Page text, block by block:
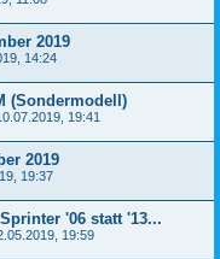
2019
14:24
(Sondermodell)
19:41
2019
19:37
'06 statt '13...
19:59